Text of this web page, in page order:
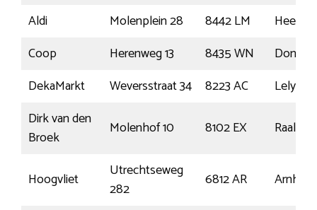
Aldi
Molenplein 28 8442 LM
Coop
Herenweg 13 8435 WN
DekaMarkt
Weversstraat 34 8223 AC
Lelystad
Dirk van den
Broek
Molenhof 10 8102 EX Raalte
Hoogvliet
Utrechtseweg
282
6812 AR
Arnhem